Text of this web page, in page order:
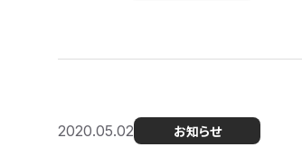
2020.05.02 お知らせ